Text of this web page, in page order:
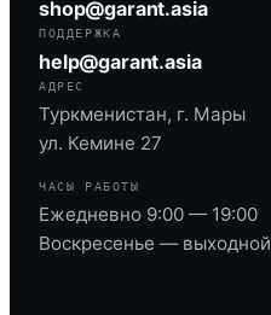
shop@garant.asia
ПОДДЕРЖКА
help@garant.asia
АДРЕС
Туркменистан, г. Мары
ул. Кемине 27
ЧАСЫ РАБОТЫ
Ежедневно 9:00 — 19:00
Воскресенье — выходной